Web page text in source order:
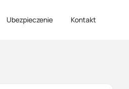
Ubezpieczenie Kontakt